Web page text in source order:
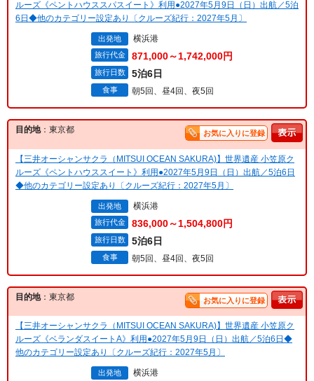
ルーズ《ペントハウススパスイート》利用●2027年5月9日（日）出航／5泊
6日◆他のカテゴリー設定あり〔クルーズ紀行：2027年5月〕
出発地 横浜港
旅行代金 871,000～1,742,000円
旅行日数 5泊6日
食事 朝5回、昼4回、夜5回
目的地：東京都 お気に入りに登録
【三井オーシャンサクラ（MITSUI OCEAN SAKURA)】世界遺産 小笠原ク
ルーズ《ペントハウススイート》利用●2027年5月9日（日）出航／5泊6日
◆他のカテゴリー設定あり〔クルーズ紀行：2027年5月〕
出発地 横浜港
旅行代金 836,000～1,504,800円
旅行日数 5泊6日
食事 朝5回、昼4回、夜5回
目的地：東京都 お気に入りに登録
【三井オーシャンサクラ（MITSUI OCEAN SAKURA)】世界遺産 小笠原ク
ルーズ《ベランダスイートA》利用●2027年5月9日（日）出航／5泊6日◆
他のカテゴリー設定あり〔クルーズ紀行：2027年5月〕
出発地 横浜港